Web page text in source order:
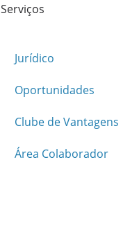
Serviços
Jurídico
Oportunidades
Clube de Vantagens
Área Colaborador